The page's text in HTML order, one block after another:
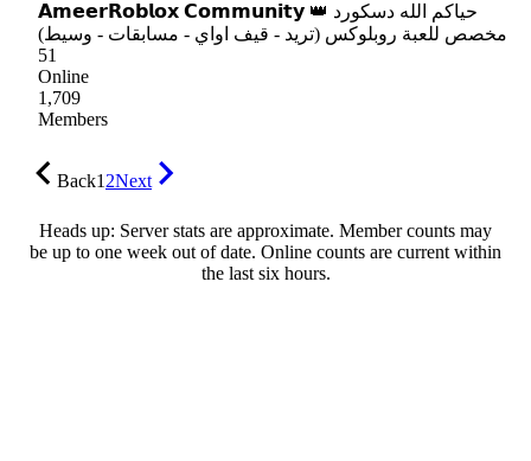
𝗔𝗺𝗲𝗲𝗿𝗥𝗼𝗯𝗹𝗼𝘅 𝗖𝗼𝗺𝗺𝘂𝗻𝗶𝘁𝘆 👑 حياكم الله دسكورد
مخصص للعبة روبلوكس (تريد - قيف اواي - مسابقات - وسيط)
51
Online
1,709
Members
Back12Next
Heads up: Server stats are approximate. Member counts may
be up to one week out of date. Online counts are current within
the last six hours.